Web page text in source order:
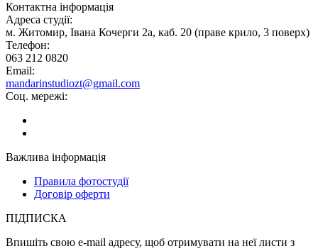
Контактна інформація
Адреса студії:
м. Житомир, Івана Кочерги 2а, каб. 20 (праве крило, 3 поверх)
Телефон:
063 212 0820
Email:
mandarinstudiozt@gmail.com
Cоц. мережі:
Важлива інформація
Правила фотостудії
Договір оферти
ПІДПИСКА
Впишіть свою e-mail адресу, щоб отримувати на неї листи з